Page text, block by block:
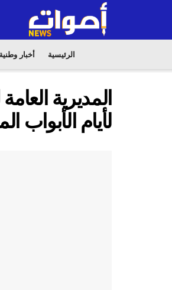
الرئيسية أخبار وطنية
المديرية
لأيام الأبواب